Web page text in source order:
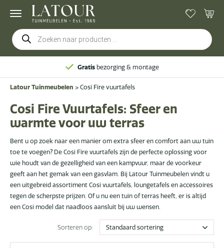
Producten
zoeken
Gratisbezorging & montage
Latour Tuinmeubelen > Cosi Fire vuurtafels
Cosi Fire Vuurtafels: Sfeer en
warmte voor uw terras
Bent u op zoek naar een manier om extra sfeer en comfort aan uw tuin
toe te voegen? De Cosi Fire vuurtafels zijn de perfecte oplossing voor
wie houdt van de gezelligheid van een kampvuur, maar de voorkeur
geeft aan het gemak van een gasvlam. Bij Latour Tuinmeubelen vindt u
een uitgebreid assortiment Cosi vuurtafels, loungetafels en accessoires
tegen de scherpste prijzen. Of u nu een tuin of terras heeft, er is altijd
een Cosi model dat naadloos aansluit bij uw wensen.
Sorteren op: